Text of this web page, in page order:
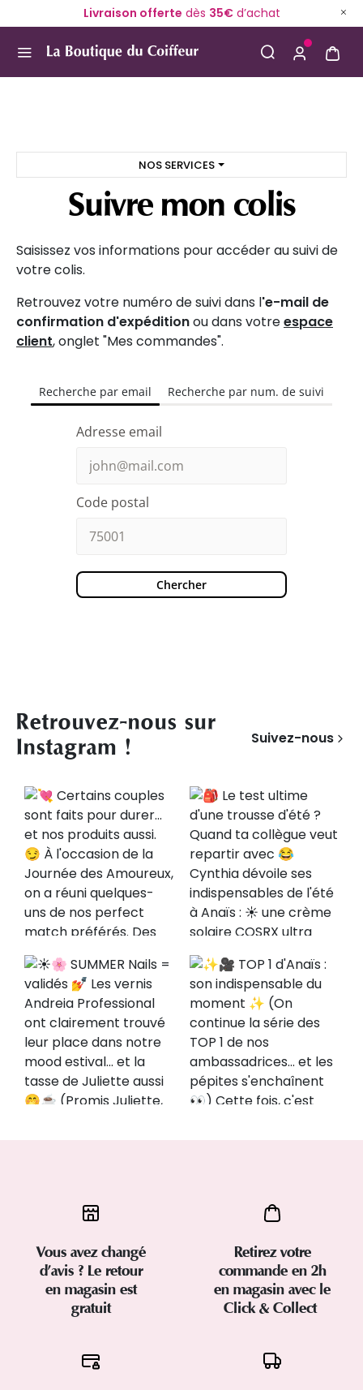
Livraison offerte dès 35€d’achat
NOS SERVICES
Suivre mon colis
Saisissez vos informations pour accéder au suivi de
votre colis.
Retrouvez votre numéro de suivi dans l'e-mail de
confirmation d'expéditionou dans votreespace
client, onglet "Mes commandes".
Recherche par email Recherche par num. de suivi
Adresse email
Code postal
Chercher
Retrouvez-nous sur
Instagram !
Suivez-nous
Vous avez changé
d’avis ? Le retour
en magasin est
gratuit
Retirez votre
commande en 2h
en magasin avec le
Click & Collect